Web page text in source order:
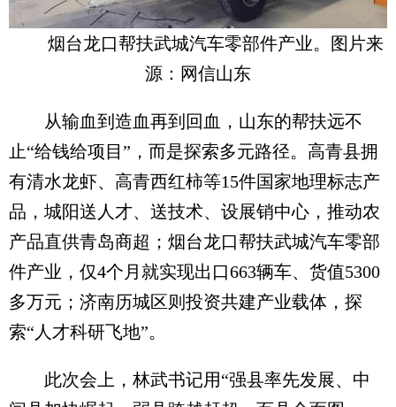
烟台龙口帮扶武城汽车零部件产业。图片来
源：网信山东
从输血到造血再到回血，山东的帮扶远不
止“给钱给项目”，而是探索多元路径。高青县拥
有清水龙虾、高青西红柿等15件国家地理标志产
品，城阳送人才、送技术、设展销中心，推动农
产品直供青岛商超；烟台龙口帮扶武城汽车零部
件产业，仅4个月就实现出口663辆车、货值5300
多万元；济南历城区则投资共建产业载体，探
索“人才科研飞地”。
此次会上，林武书记用“强县率先发展、中